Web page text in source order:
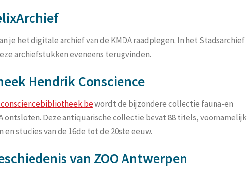
je het digitale archief van de KMDA raadplegen. In het Stadsarchief
archiefstukken eveneens terugvinden.
Hendrik Conscience
wordt de bijzondere collectie fauna-en
ontsloten. Deze antiquarische collectie bevat 88 titels, voornamelijk
studies van de 16de tot de 20ste eeuw.
van ZOO Antwerpen